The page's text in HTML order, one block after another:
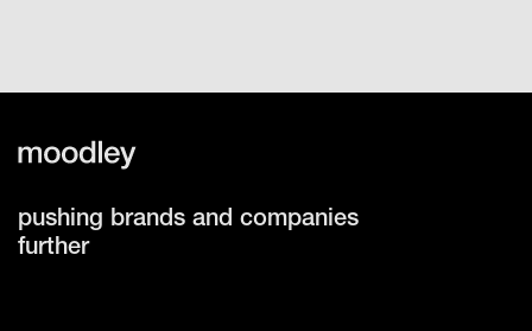
pushing brands and companies
further